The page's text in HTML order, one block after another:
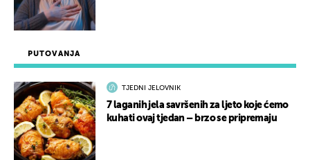
PUTOVANJA
TJEDNI JELOVNIK
7 laganih jela savršenih za ljeto koje ćemo
kuhati ovaj tjedan – brzo se pripremaju